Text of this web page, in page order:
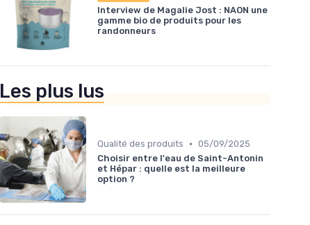
Interview de Magalie Jost : NAON une
gamme bio de produits pour les
randonneurs
Les plus lus
Qualité des produits • 05/09/2025
Choisir entre l'eau de Saint-Antonin
et Hépar : quelle est la meilleure
option ?